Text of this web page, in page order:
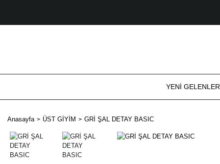
YENİ GELENLER
Anasayfa ÜST GİYİM GRİ ŞAL DETAY BASIC